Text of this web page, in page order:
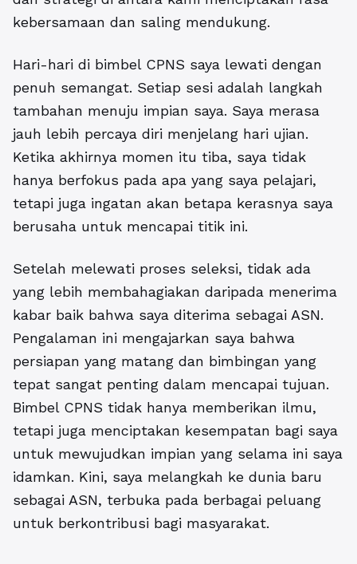
kebersamaan dan saling mendukung.
Hari-hari di bimbel CPNS saya lewati dengan
penuh semangat. Setiap sesi adalah langkah
tambahan menuju impian saya. Saya merasa
jauh lebih percaya diri menjelang hari ujian.
Ketika akhirnya momen itu tiba, saya tidak
hanya berfokus pada apa yang saya pelajari,
tetapi juga ingatan akan betapa kerasnya saya
berusaha untuk mencapai titik ini.
Setelah melewati proses seleksi, tidak ada
yang lebih membahagiakan daripada menerima
kabar baik bahwa saya diterima sebagai ASN.
Pengalaman ini mengajarkan saya bahwa
persiapan yang matang dan bimbingan yang
tepat sangat penting dalam mencapai tujuan.
Bimbel CPNS tidak hanya memberikan ilmu,
tetapi juga menciptakan kesempatan bagi saya
untuk mewujudkan impian yang selama ini saya
idamkan. Kini, saya melangkah ke dunia baru
sebagai ASN, terbuka pada berbagai peluang
untuk berkontribusi bagi masyarakat.